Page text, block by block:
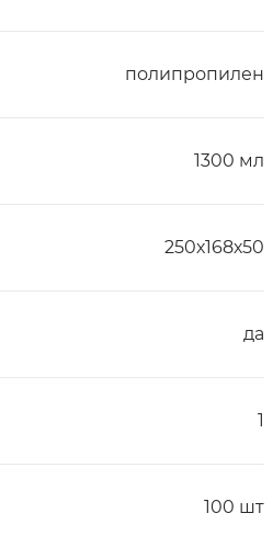
полипропилен
1300 мл
250х168х50
да
1
100 шт